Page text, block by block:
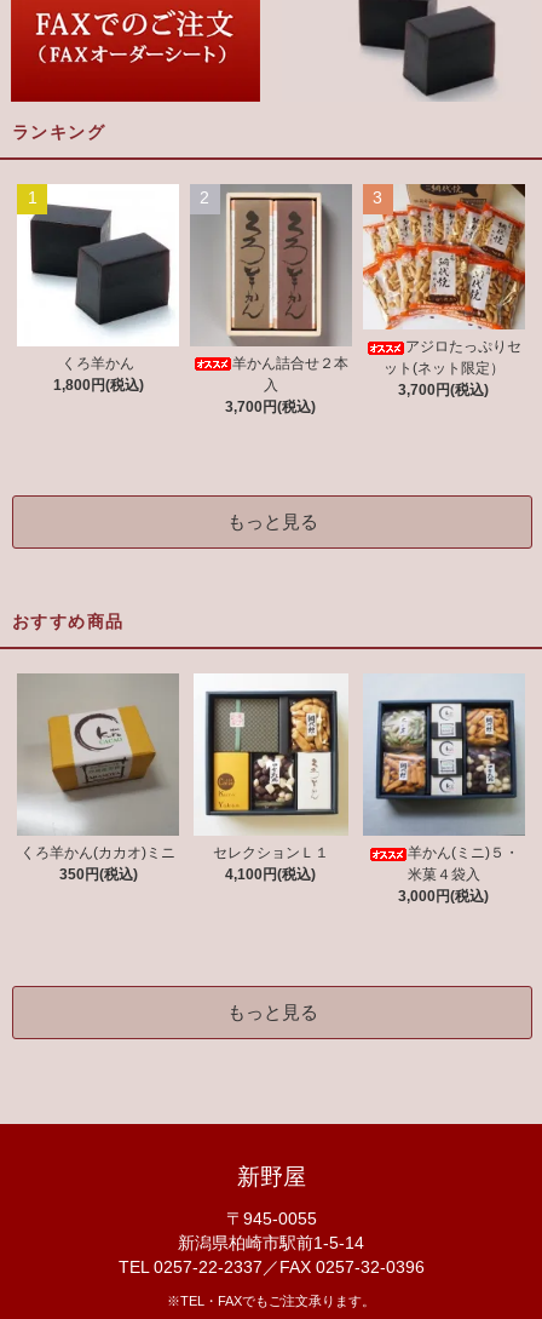
ランキング
1
くろ羊かん
1,800円(税込)
2
羊かん詰合せ２本
入
3,700円(税込)
3
アジロたっぷりセ
ット(ネット限定）
3,700円(税込)
もっと見る
おすすめ商品
くろ羊かん(カカオ)ミニ
350円(税込)
セレクションＬ１
4,100円(税込)
羊かん(ミニ)５・
米菓４袋入
3,000円(税込)
もっと見る
新野屋
〒945-0055
新潟県柏崎市駅前1-5-14
TEL 0257-22-2337／FAX 0257-32-0396
※TEL・FAXでもご注文承ります。